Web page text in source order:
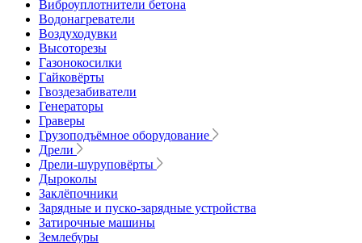
Виброуплотнители бетона
Водонагреватели
Воздуходувки
Высоторезы
Газонокосилки
Гайковёрты
Гвоздезабиватели
Генераторы
Граверы
Грузоподъёмное оборудование
Дрели
Дрели-шуруповёрты
Дыроколы
Заклёпочники
Зарядные и пуско-зарядные устройства
Затирочные машины
Землебуры